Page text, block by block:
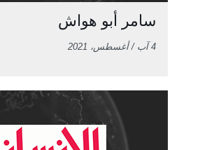
سامر أبو هواش
4 آب / أغسطس، 2021